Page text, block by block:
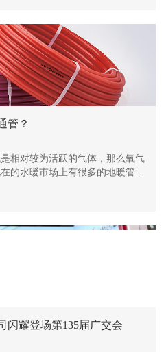
管？
相对较为活跃的气体，那么氧气
的水暖市场上有很多的地暖管说
闪耀登场第135届广交会